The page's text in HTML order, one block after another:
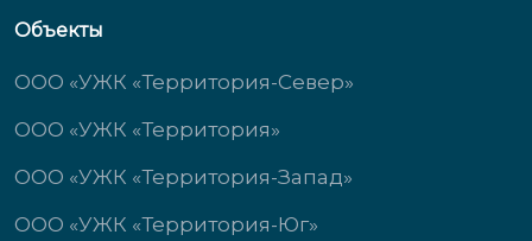
Объекты
ООО «УЖК «Территория-Север»
ООО «УЖК «Территория»
ООО «УЖК «Территория-Запад»
ООО «УЖК «Территория-Юг»